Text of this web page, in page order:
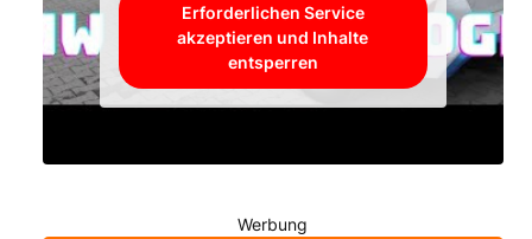
Erforderlichen Service
akzeptieren und Inhalte
entsperren
Werbung